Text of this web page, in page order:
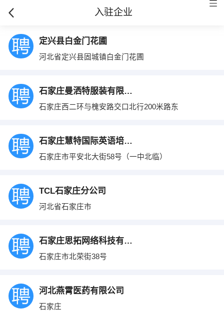
入驻企业
定兴县白金门花圃
河北省定兴县固城镇白金门花圃
石家庄曼洒特服装有限公司
石家庄西二环与槐安路交口北行200米路东
石家庄慧特国际英语培训学校
石家庄市平安北大街58号（一中北临）
TCL石家庄分公司
河北省石家庄市
石家庄思拓网络科技有限公司
石家庄市北荣街38号
河北燕霄医药有限公司
石家庄